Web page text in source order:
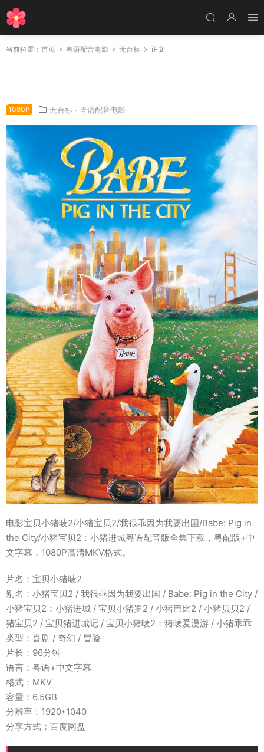
当前位置： 首页 粤语配音电影 无台标 正文
1080P 无台标 · 粤语配音电影
电影宝贝小猪唛2/小猪宝贝2/我很乖因为我要出国/Babe: Pig in
the City/小猪宝贝2：小猪进城粤语配音版全集下载，粤配版+中
文字幕，1080P高清MKV格式。
片名：宝贝小猪唛2
别名：小猪宝贝2 / 我很乖因为我要出国 / Babe: Pig in the City /
小猪宝贝2：小猪进城 / 宝贝小猪罗2 / 小猪巴比2 / 小猪贝贝2 /
猪宝贝2 / 宝贝猪进城记 / 宝贝小猪唛2：猪唛爱漫游 / 小猪乖乖
类型：喜剧 / 奇幻 / 冒险
片长：96分钟
语言：粤语+中文字幕
格式：MKV
容量：6.5GB
分辨率：1920*1040
分享方式：百度网盘